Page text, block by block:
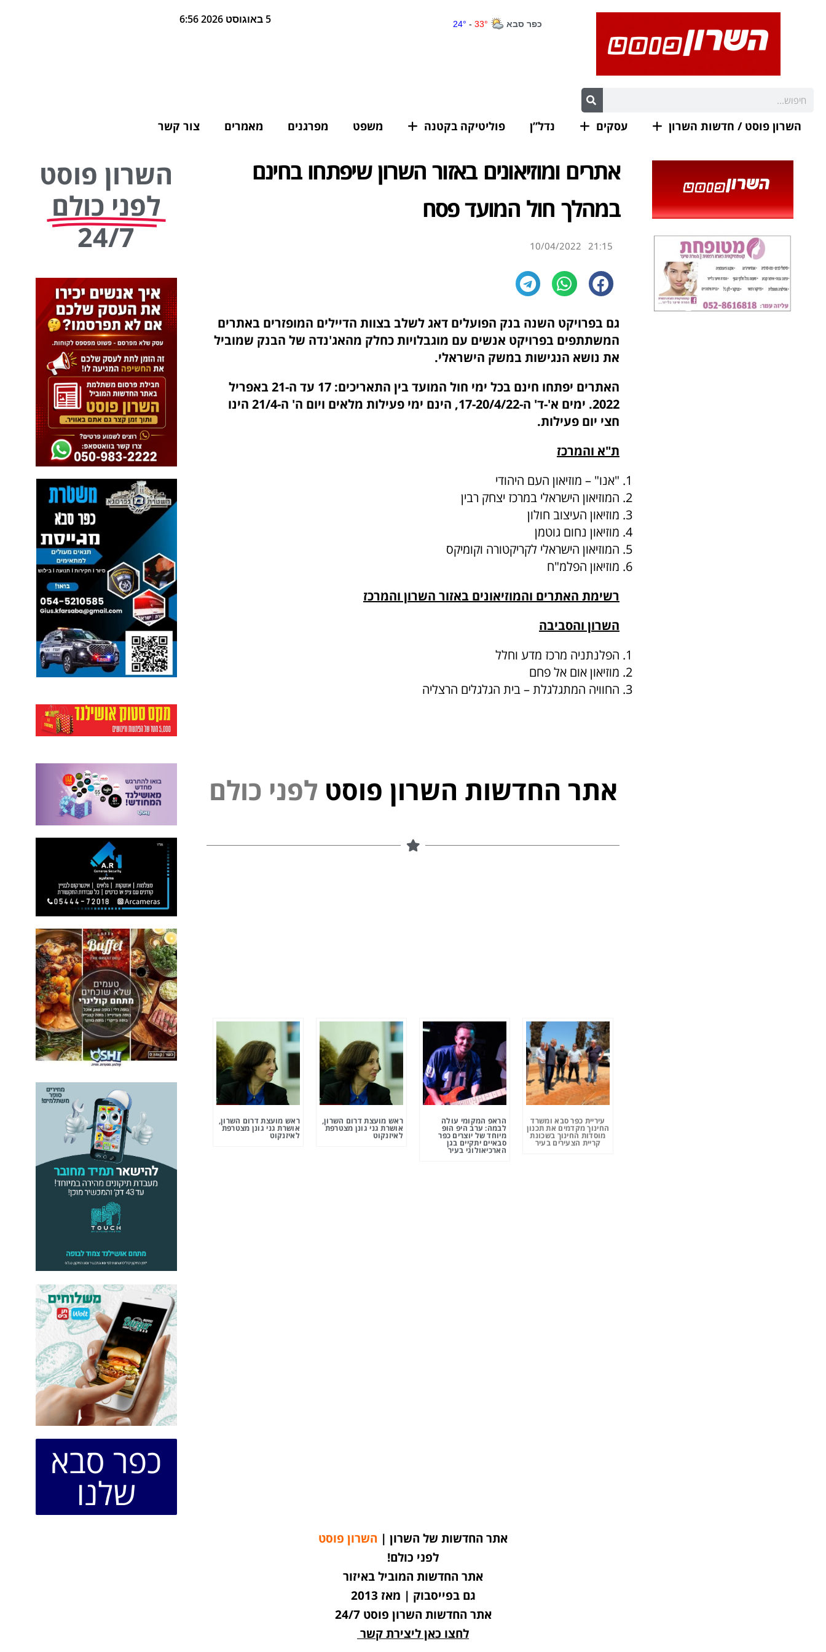
5 באוגוסט 2026 6:56
השרון פוסט / חדשות השרון עסקים נדל”ן פוליטיקה בקטנה משפט מפרגנים מאמרים צור קשר
אתרים ומוזיאונים באזור השרון שיפתחו בחינם
במהלך חול המועד פסח
21:15
10/04/2022
גם בפרויקט השנה בנק הפועלים דאג לשלב בצוות הדיילים המופזרים באתרים
המשתתפים בפרויקט אנשים עם מוגבלויות כחלק מהאג'נדה של הבנק שמוביל
את נושא הנגישות במשק הישראלי.
האתרים יפתחו חינם בכל ימי חול המועד בין התאריכים: 17 עד ה-21 באפריל
2022. ימים א'-ד' ה-17-20/4/22, הינם ימי פעילות מלאים ויום ה' ה-21/4 הינו
חצי יום פעילות.
ת"א והמרכז
"אנו" – מוזיאון העם היהודי
המוזיאון הישראלי במרכז יצחק רבין
מוזיאון העיצוב חולון
מוזיאון נחום גוטמן
המוזיאון הישראלי לקריקטורה וקומיקס
מוזיאון הפלמ"ח
רשימת האתרים והמוזיאונים באזור השרון והמרכז
השרון והסביבה
הפלנתניה מרכז מדע וחלל
מוזיאון אום אל פחם
החוויה המתגלגלת – בית הגלגלים הרצליה
אתר החדשות השרון פוסט נ י כולם י
עיריית כפר סבא ומשרד
החינוך מקדמים את תכנון
מוסדות החינוך בשכונת
קריית הצעירים בעיר
הראפ המקומי עולה
לבמה: ערב היפ הופ
מיוחד של יוצרים כפר
סבאיים יתקיים בגן
הארכיאולוגי בעיר
ראש מועצת דרום השרון,
אושרת גני גונן מצטרפת
לאיזנקוט
ראש מועצת דרום השרון,
אושרת גני גונן מצטרפת
לאיזנקוט
השרון פוסט
לפני כולם
24/7
כפר סבא
שלנו
אתר החדשות של השרון | השרון פוסט
לפני כולם!
אתר החדשות המוביל באיזור
גם בפייסבוק | מאז 2013
אתר החדשות השרון פוסט 24/7
לחצו כאן ליצירת קשר